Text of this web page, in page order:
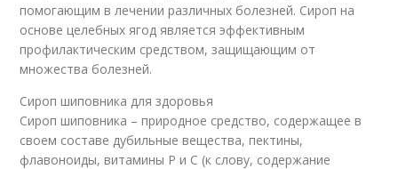
помогающим в лечении различных болезней. Сироп на
основе целебных ягод является эффективным
профилактическим средством, защищающим от
множества болезней.
Сироп шиповника для здоровья
Сироп шиповника – природное средство, содержащее в
своем составе дубильные вещества, пектины,
флавоноиды, витамины Р и С (к слову, содержание